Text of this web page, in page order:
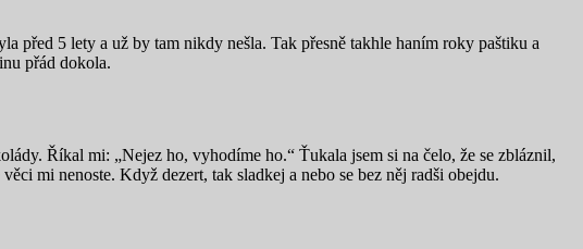
před 5 lety a už by tam nikdy nešla. Tak přesně takhle haním roky paštiku a
přád dokola.
Říkal mi: „Nejez ho, vyhodíme ho.“ Ťukala jsem si na čelo, že se zbláznil,
mi nenoste. Když dezert, tak sladkej a nebo se bez něj radši obejdu.